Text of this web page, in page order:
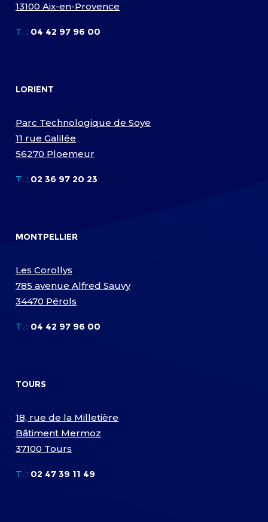
13100 Aix-en-Provence
T. : 04 42 97 96 00
LORIENT
Parc Technologique de Soye
11 rue Galilée
56270 Ploemeur
T. : 02 36 97 20 23
MONTPELLIER
Les Corollys
785 avenue Alfred Sauvy
34470 Pérols
T. : 04 42 97 96 00
TOURS
18, rue de la Milletière
Bâtiment Mermoz
37100 Tours
T. : 02 47 39 11 49